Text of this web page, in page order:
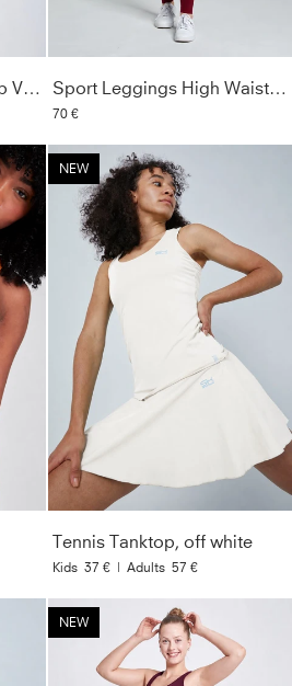
Tennis Loose Fit Tanktop V-Neck, cognac Sport Leggings High Waist lang, burgunder rot
70 €
NEW
Tennis Tanktop, off white
Kids 37 € | Adults 57 €
NEW